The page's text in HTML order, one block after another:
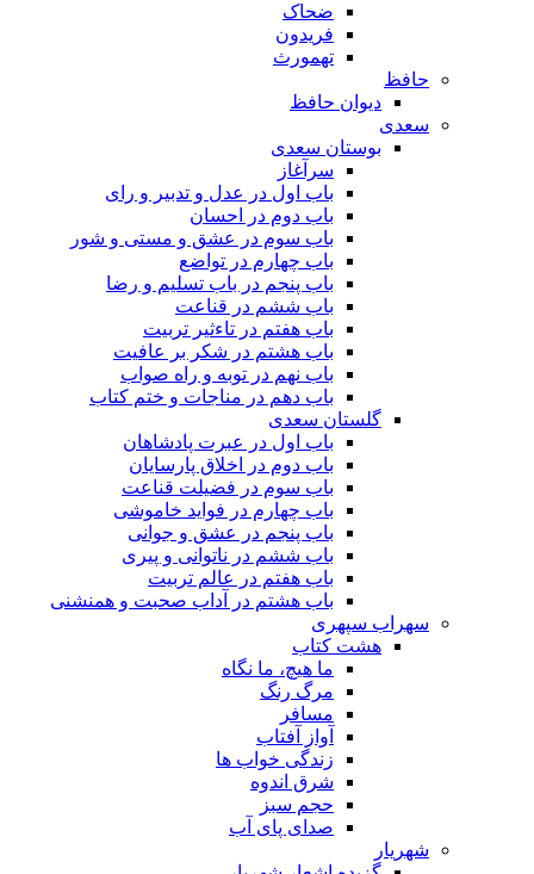
ضحاک
فریدون
تهمورث
حافظ
دیوان حافظ
سعدی
بوستان سعدی
سرآغاز
باب اول در عدل و تدبیر و رای
باب دوم در احسان
باب سوم در عشق و مستی و شور
باب چهارم در تواضع
باب پنجم در باب تسلیم و رضا
باب ششم در قناعت
باب هفتم در تاءثیر تربیت
باب هشتم در شکر بر عافیت
باب نهم در توبه و راه صواب
باب دهم در مناجات و ختم کتاب
گلستان سعدی
باب اول در عبرت پادشاهان
باب دوم در اخلاق پارسایان
باب سوم در فضیلت قناعت
باب چهارم در فواید خاموشى
باب پنجم در عشق و جوانى
باب ششم در ناتوانى و پیرى
باب هفتم در عالم تربیت
باب هشتم در آداب صحبت و همنشنى
سهراب سپهری
هشت کتاب
ما هیچ، ما نگاه
مرگ رنگ
مسافر
آواز آفتاب
زندگی خواب ها
شرق اندوه
حجم سبز
صدای پای آب
شهریار